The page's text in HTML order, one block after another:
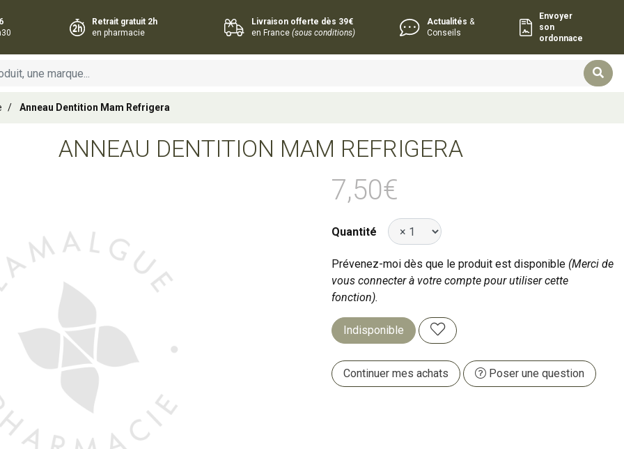
Retrait gratuit 2h
en pharmacie
Livraison offerte dès 39€
en France(sous conditions)
Actualités &
Conseils
Envoyer
son
ordonnace
Anneau Dentition Mam Refrigera
ANNEAU DENTITION MAM REFRIGERA
7,50€
Quantité
Prévenez-moi dès que le produit est disponible (Merci de
vous connecter à votre compte pour utiliser cette
fonction).
Indisponible
Continuer mes achats Poser une question